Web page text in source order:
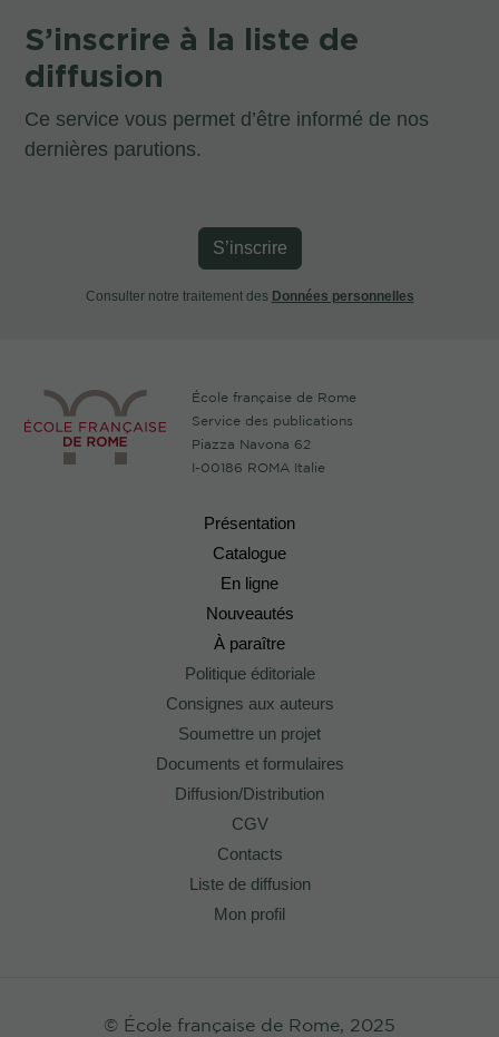
S’inscrire à la liste de
diffusion
Ce service vous permet d’être informé de nos
dernières parutions.
S’inscrire
Consulter notre traitement des Données personnelles
École française de Rome
Service des publications
Piazza Navona 62
I-00186 ROMA Italie
Présentation
Catalogue
En ligne
Nouveautés
À paraître
Politique éditoriale
Consignes aux auteurs
Soumettre un projet
Documents et formulaires
Diffusion/Distribution
CGV
Contacts
Liste de diffusion
Mon profil
© École française de Rome, 2025